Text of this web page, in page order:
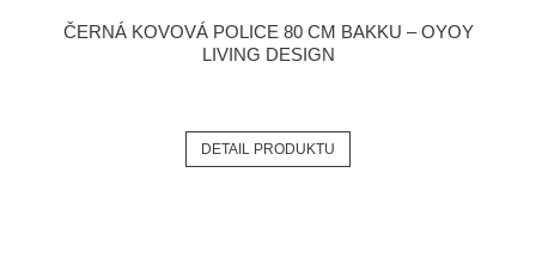
ČERNÁ KOVOVÁ POLICE 80 CM BAKKU – OYOY
LIVING DESIGN
DETAIL PRODUKTU